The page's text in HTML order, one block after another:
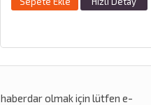
haberdar olmak için lütfen e-